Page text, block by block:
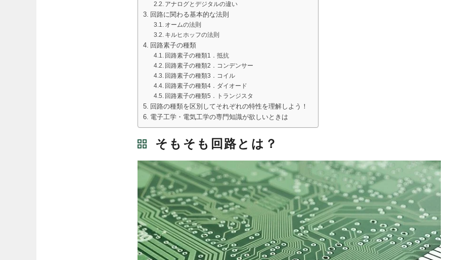
アナログとデジタルの違い
回路に関わる基本的な法則
オームの法則
キルヒホッフの法則
回路素子の種類
回路素子の種類1．抵抗
回路素子の種類2．コンデンサー
回路素子の種類3．コイル
回路素子の種類4．ダイオード
回路素子の種類5．トランジスタ
回路の種類を区別してそれぞれの特性を理解しよう！
電子工学・電気工学の専門知識が欲しいときは
そもそも回路とは？